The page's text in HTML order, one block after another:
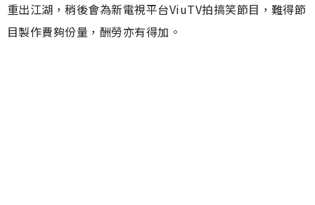
重出江湖，稍後會為新電視平台ViuTV拍搞笑節目，難得節
目製作費夠份量，酬勞亦有得加。